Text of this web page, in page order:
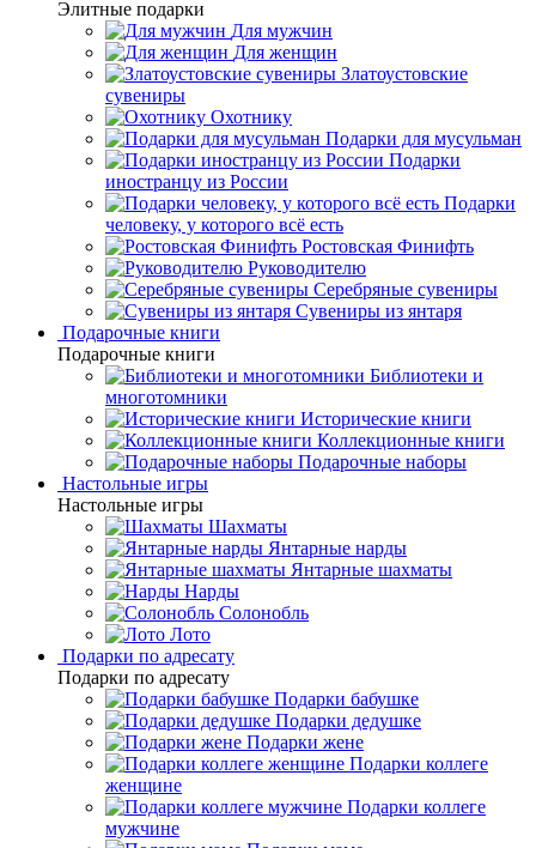
Элитные подарки
Для мужчин
Для женщин
Златоустовские
сувениры
Охотнику
Подарки для мусульман
Подарки
иностранцу из России
Подарки
человеку, у которого всё есть
Ростовская Финифть
Руководителю
Серебряные сувениры
Сувениры из янтаря
Подарочные книги
Подарочные книги
Библиотеки и
многотомники
Исторические книги
Коллекционные книги
Подарочные наборы
Настольные игры
Настольные игры
Шахматы
Янтарные нарды
Янтарные шахматы
Нарды
Солонобль
Лото
Подарки по адресату
Подарки по адресату
Подарки бабушке
Подарки дедушке
Подарки жене
Подарки коллеге
женщине
Подарки коллеге
мужчине